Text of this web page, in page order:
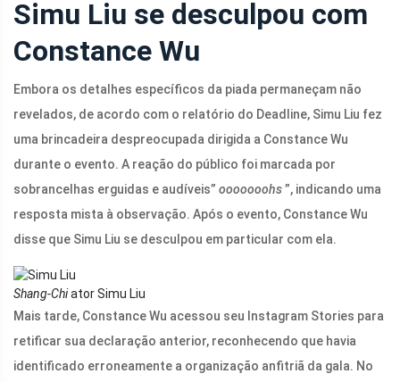
Simu Liu se desculpou com
Constance Wu
Embora os detalhes específicos da piada permaneçam não
revelados, de acordo com o relatório do Deadline, Simu Liu fez
uma brincadeira despreocupada dirigida a Constance Wu
durante o evento. A reação do público foi marcada por
sobrancelhas erguidas e audíveis” ooooooohs”, indicando uma
resposta mista à observação. Após o evento, Constance Wu
disse que Simu Liu se desculpou em particular com ela.
Shang-Chiator Simu Liu
Mais tarde, Constance Wu acessou seu Instagram Stories para
retificar sua declaração anterior, reconhecendo que havia
identificado erroneamente a organização anfitriã da gala. No